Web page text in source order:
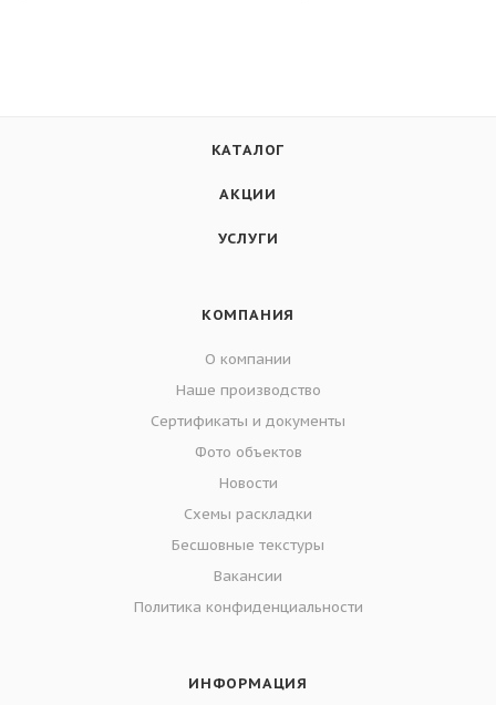
КАТАЛОГ
АКЦИИ
УСЛУГИ
КОМПАНИЯ
О компании
Наше производство
Сертификаты и документы
Фото объектов
Новости
Схемы раскладки
Бесшовные текстуры
Вакансии
Политика конфиденциальности
ИНФОРМАЦИЯ